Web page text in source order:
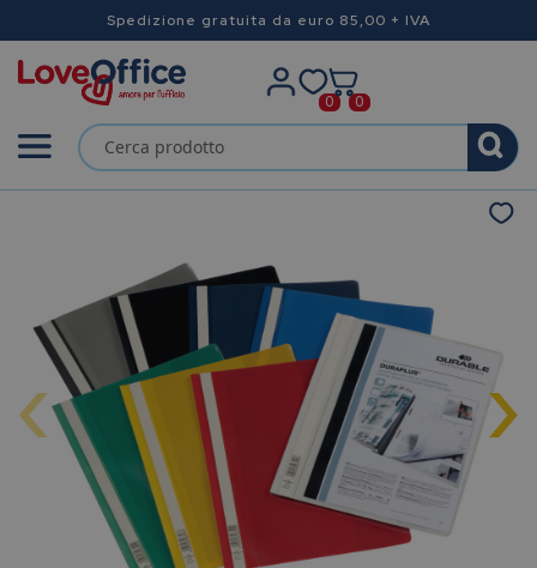
Spedizione gratuita da euro 85,00 + IVA
0 0
‹ ›